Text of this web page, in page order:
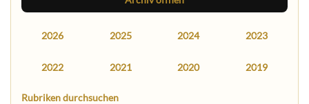
2026 2025 2024 2023
2022 2021 2020 2019
Rubriken durchsuchen